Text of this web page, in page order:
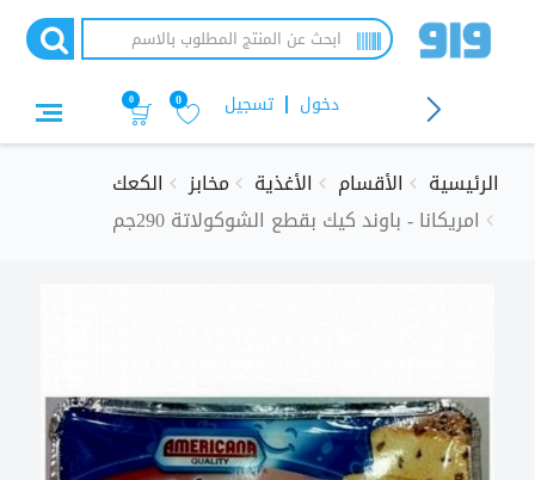
تسجيل دخول 0
0
الرئيسية الأقسام الأغذية مخابز
الكعك
امريكانا - باوند كيك بقطع الشوكولاتة 290جم